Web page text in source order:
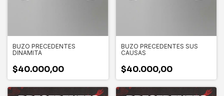
BUZO PRECEDENTES
DINAMITA
$40.000,00
BUZO PRECEDENTES SUS
CAUSAS
$40.000,00